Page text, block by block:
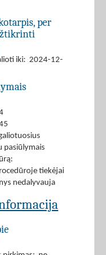
per
iki: 2024-12-
pasiūlymais
tiekėjai
nedalyvauja